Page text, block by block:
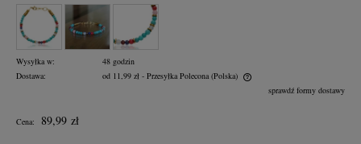
Wysyłka w:
48 godzin
Dostawa:
od 11,99 zł - Przesyłka Polecona (Polska)
sprawdź formy dostawy
Cena: 89,99 zł